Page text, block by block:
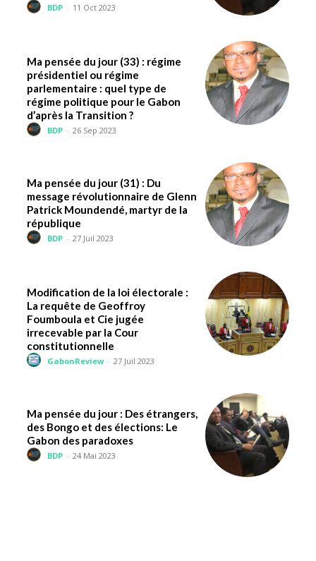
BDP - 11 Oct 2023
Ma pensée du jour (33) : régime
présidentiel ou régime
parlementaire : quel type de
régime politique pour le Gabon
d’après la Transition ?
BDP - 26 Sep 2023
Ma pensée du jour (31) : Du
message révolutionnaire de Glenn
Patrick Moundendé, martyr de la
république
BDP - 27 Juil 2023
Modification de la loi électorale :
La requête de Geoffroy
Foumboula et Cie jugée
irrecevable par la Cour
constitutionnelle
GabonReview - 27 Juil 2023
Ma pensée du jour : Des étrangers,
des Bongo et des élections: Le
Gabon des paradoxes
BDP - 24 Mai 2023